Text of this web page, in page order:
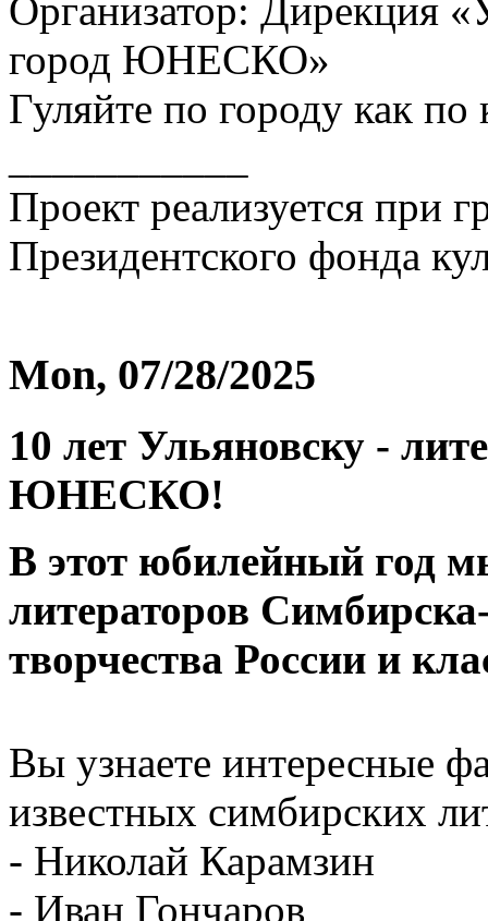
Организатор: Дирекция
город ЮНЕСКО»
Гуляйте по городу как
Проект реализуется при
Президентского фонда
Mon, 07/28/2025
10 лет Ульяновску -
ЮНЕСКО!
В этот юбилейный год
литераторов
творчества России и
Вы узнаете интересные
известных симбирских
- Николай Карамзин
- Иван Гончаров